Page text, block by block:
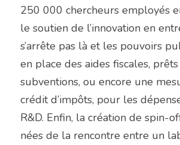
250 000 chercheurs employés
le soutien de l’innovation en
s’arrête pas là et les pouvoirs
en place des aides fiscales,
subventions, ou encore une
crédit d’impôts, pour les
R&D. Enfin, la création de spin-
nées de la rencontre entre un